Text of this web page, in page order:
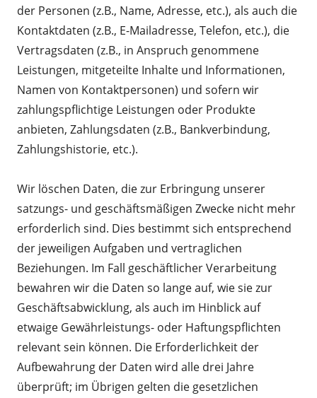
der Personen (z.B., Name, Adresse, etc.), als auch die
Kontaktdaten (z.B., E-Mailadresse, Telefon, etc.), die
Vertragsdaten (z.B., in Anspruch genommene
Leistungen, mitgeteilte Inhalte und Informationen,
Namen von Kontaktpersonen) und sofern wir
zahlungspflichtige Leistungen oder Produkte
anbieten, Zahlungsdaten (z.B., Bankverbindung,
Zahlungshistorie, etc.).
Wir löschen Daten, die zur Erbringung unserer
satzungs- und geschäftsmäßigen Zwecke nicht mehr
erforderlich sind. Dies bestimmt sich entsprechend
der jeweiligen Aufgaben und vertraglichen
Beziehungen. Im Fall geschäftlicher Verarbeitung
bewahren wir die Daten so lange auf, wie sie zur
Geschäftsabwicklung, als auch im Hinblick auf
etwaige Gewährleistungs- oder Haftungspflichten
relevant sein können. Die Erforderlichkeit der
Aufbewahrung der Daten wird alle drei Jahre
überprüft; im Übrigen gelten die gesetzlichen